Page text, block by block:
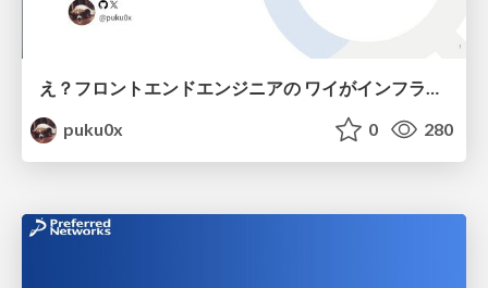
え？フロントエンドエンジニアの ワイがインフラも！？
puku0x
0 280